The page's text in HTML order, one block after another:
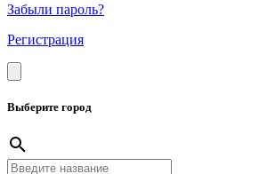
Забыли пароль?
Регистрация
Выберите город